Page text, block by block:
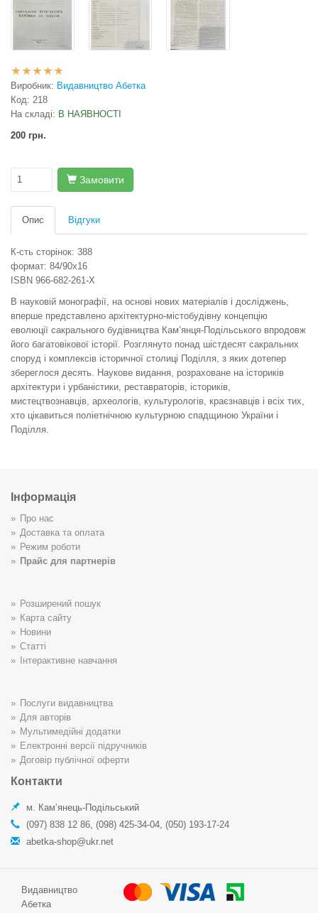
Виробник: Видавництво Абетка
Код: 218
На складі: В НАЯВНОСТІ
200 грн.
Замовити
Опис Відгуки
К-сть сторінок: 388
формат: 84/90х16
ISBN 966-682-261-X
В науковій монографії, на основі нових матеріалів і досліджень,
вперше представлено архітектурно-містобудівну концепцію
еволюції сакрального будівництва Кам’янця-Подільського впродовж
його багатовікової історії. Розглянуто понад шістдесят сакральних
споруд і комплексів історичної столиці Поділля, з яких дотепер
збереглося десять. Наукове видання, розраховане на істориків
архітектури і урбаністики, реставраторів, істориків,
мистецтвознавців, археологів, культурологів, краєзнавців і всіх тих,
хто цікавиться поліетнічною культурною спадщиною України і
Поділля.
Інформація
Про нас
Доставка та оплата
Режим роботи
Прайс для партнерів
Розширений пошук
Карта сайту
Новини
Статті
Інтерактивне навчання
Послуги видавництва
Для авторів
Мультимедійні додатки
Електронні версії підручників
Договір публічної оферти
Контакти
м. Кам’янець-Подільський
(097) 838 12 86, (098) 425-34-04, (050) 193-17-24
abetka-shop@ukr.net
Видавництво
Абетка